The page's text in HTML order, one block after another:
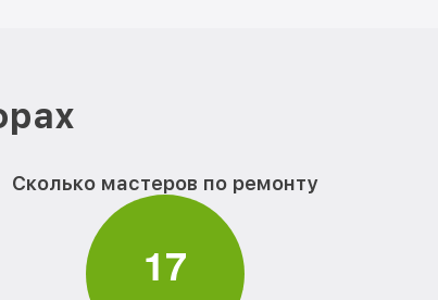
Сколько мастеров по ремонту
17